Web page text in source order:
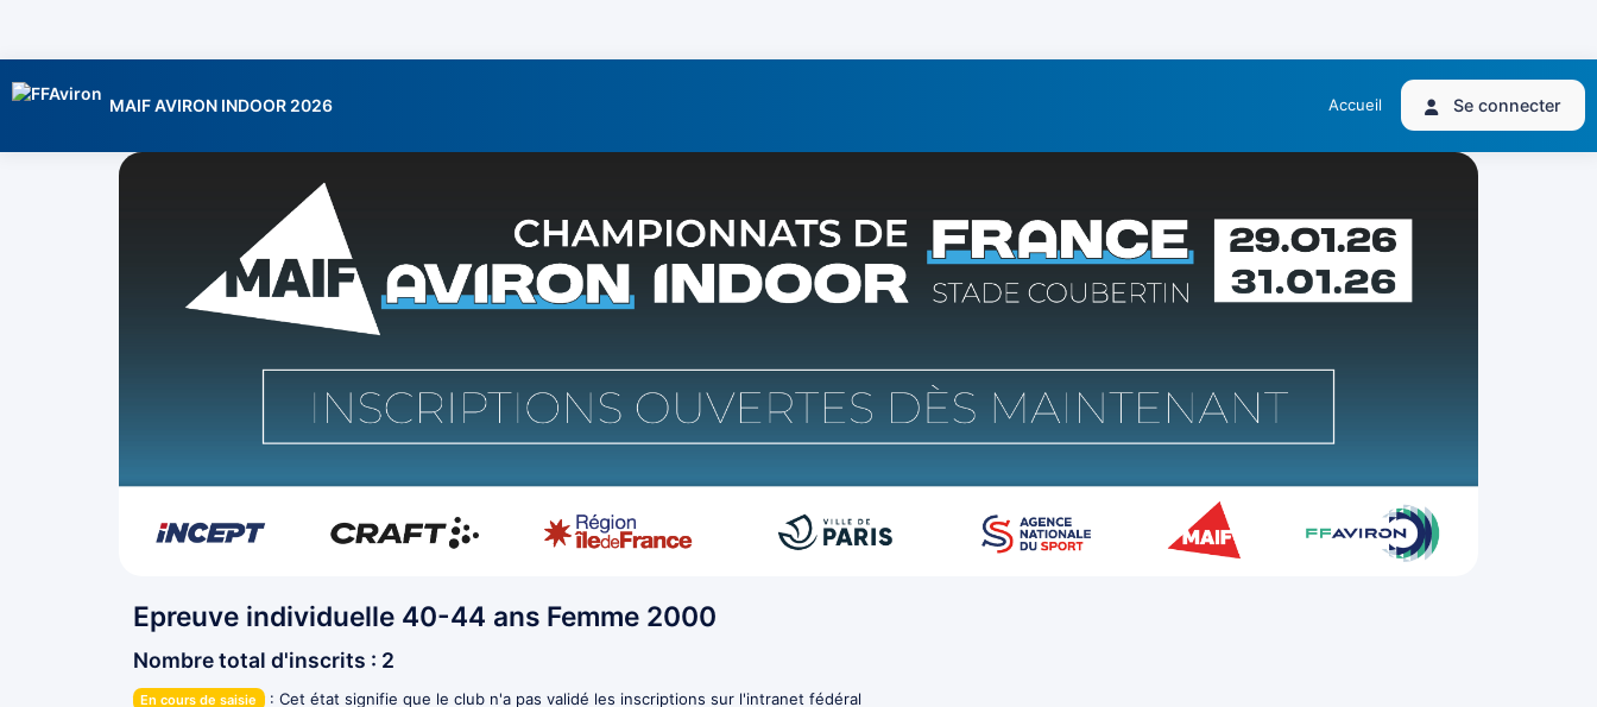
MAIF AVIRON INDOOR 2026 Accueil Se connecter
Epreuve individuelle 40-44 ans Femme 2000
Nombre total d'inscrits : 2
En cours de saisie : Cet état signifie que le club n'a pas validé les inscriptions sur l'intranet fédéral